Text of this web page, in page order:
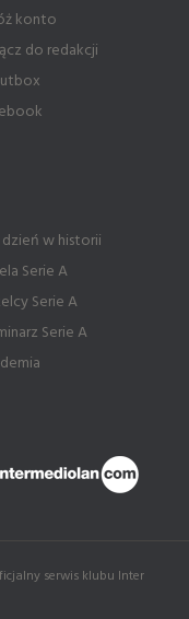
konto
do redakcji
w historii
Serie A
Serie A
Serie A
serwis klubu Inter